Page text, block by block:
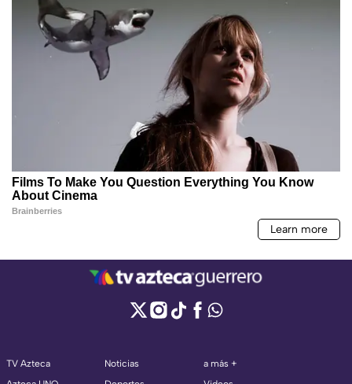
TV Azteca
Noticias
a más +